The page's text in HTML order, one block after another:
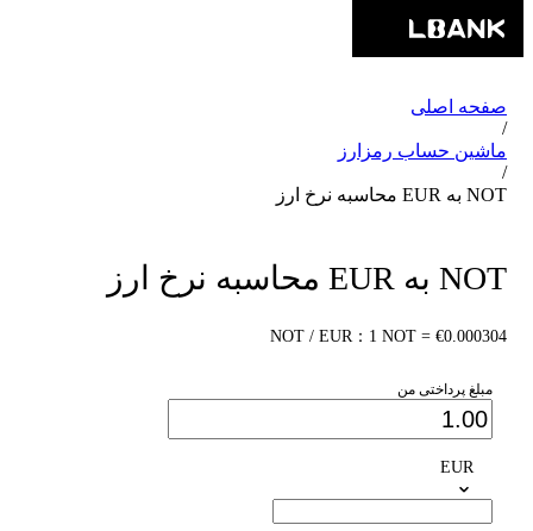
صفحه اصلی
/
ماشین حساب رمزارز
/
NOT به EUR محاسبه نرخ ارز
NOT به EUR محاسبه نرخ ارز
NOT / EUR：1 NOT = €0.000304
مبلغ پرداختی من
EUR